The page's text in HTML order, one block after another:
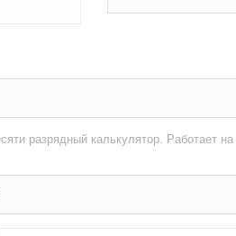
разрядный калькулятор. Работает